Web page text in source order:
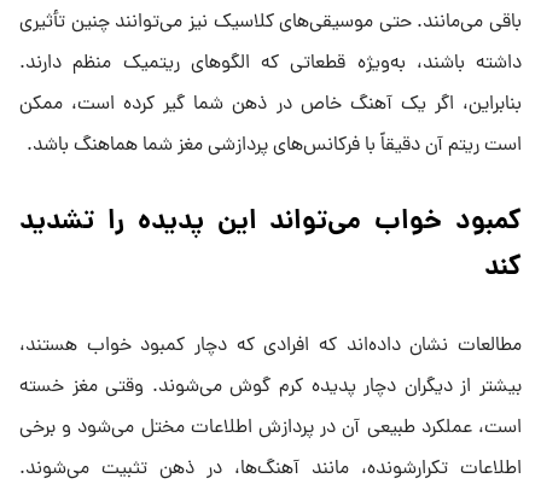
باقی می‌مانند. حتی موسیقی‌های کلاسیک نیز می‌توانند چنین تأثیری
داشته باشند، به‌ویژه قطعاتی که الگوهای ریتمیک منظم دارند.
بنابراین، اگر یک آهنگ خاص در ذهن شما گیر کرده است، ممکن
است ریتم آن دقیقاً با فرکانس‌های پردازشی مغز شما هماهنگ باشد.
کمبود خواب می‌تواند این پدیده را تشدید
کند
مطالعات نشان داده‌اند که افرادی که دچار کمبود خواب هستند،
بیشتر از دیگران دچار پدیده کرم گوش می‌شوند. وقتی مغز خسته
است، عملکرد طبیعی آن در پردازش اطلاعات مختل می‌شود و برخی
اطلاعات تکرارشونده، مانند آهنگ‌ها، در ذهن تثبیت می‌شوند.